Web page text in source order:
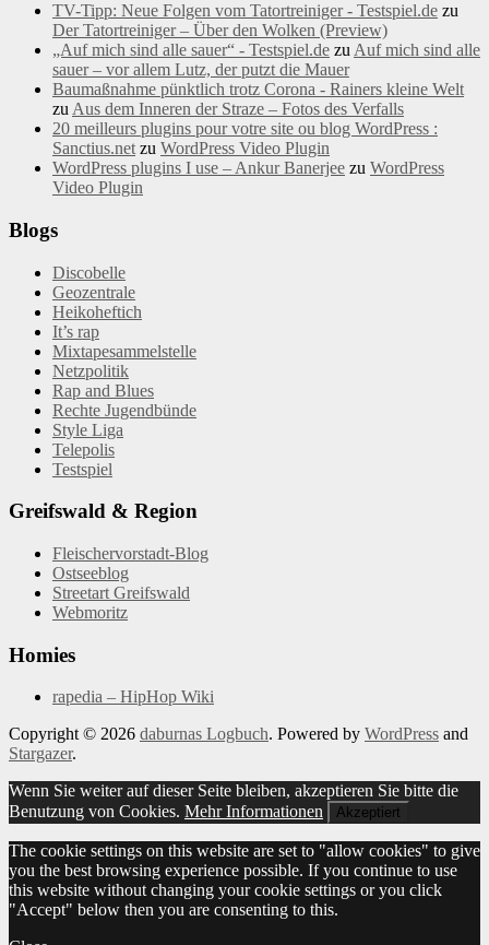
TV-Tipp: Neue Folgen vom Tatortreiniger - Testspiel.de zu
Der Tatortreiniger – Über den Wolken (Preview)
„Auf mich sind alle sauer“ - Testspiel.de zu Auf mich sind alle
sauer – vor allem Lutz, der putzt die Mauer
Baumaßnahme pünktlich trotz Corona - Rainers kleine Welt
zu Aus dem Inneren der Straze – Fotos des Verfalls
20 meilleurs plugins pour votre site ou blog WordPress :
Sanctius.net zu WordPress Video Plugin
WordPress plugins I use – Ankur Banerjee zu WordPress
Video Plugin
Blogs
Discobelle
Geozentrale
Heikoheftich
It’s rap
Mixtapesammelstelle
Netzpolitik
Rap and Blues
Rechte Jugendbünde
Style Liga
Telepolis
Testspiel
Greifswald & Region
Fleischervorstadt-Blog
Ostseeblog
Streetart Greifswald
Webmoritz
Homies
rapedia – HipHop Wiki
Copyright © 2026 daburnas Logbuch. Powered by WordPress and
Stargazer.
Wenn Sie weiter auf dieser Seite bleiben, akzeptieren Sie bitte die
Benutzung von Cookies. Mehr Informationen Akzeptiert
The cookie settings on this website are set to "allow cookies" to give
you the best browsing experience possible. If you continue to use
this website without changing your cookie settings or you click
"Accept" below then you are consenting to this.